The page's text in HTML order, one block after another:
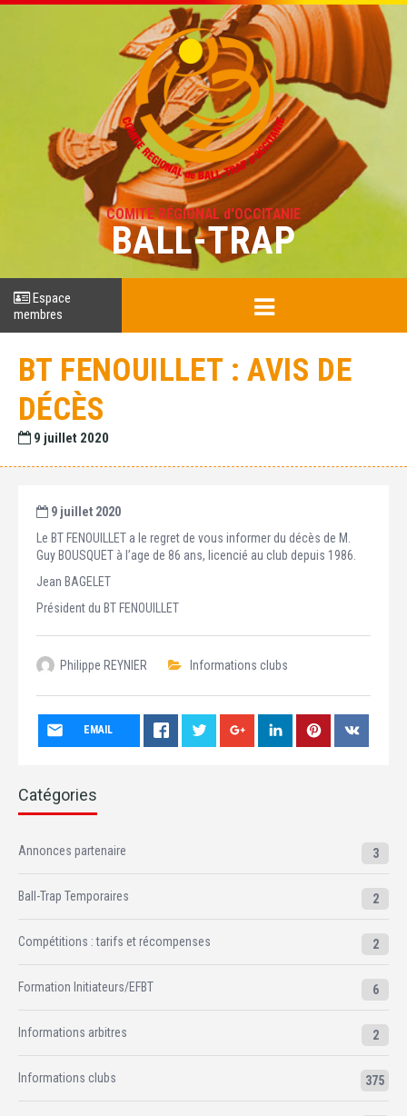
COMITÉ RÉGIONAL d'OCCITANIE
BALL-TRAP
Espace
membres
BT FENOUILLET : AVIS DE
DÉCÈS
9 juillet 2020
9 juillet 2020
Le BT FENOUILLET a le regret de vous informer du décès de M.
Guy BOUSQUET à l’age de 86 ans, licencié au club depuis 1986.
Jean BAGELET
Président du BT FENOUILLET
Philippe REYNIER Informations clubs
EMAIL
Catégories
Annonces partenaire 3
Ball-Trap Temporaires 2
Compétitions : tarifs et récompenses 2
Formation Initiateurs/EFBT 6
Informations arbitres 2
Informations clubs 375